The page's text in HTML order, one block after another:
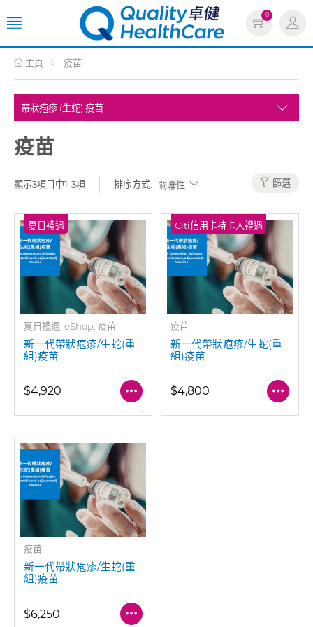
0
主頁 疫苗
疫苗
顯示3項目中1-3項 排序方式: 篩選
夏日禮遇
夏日禮遇, eShop, 疫苗
新一代帶狀疱疹/生蛇(重
組)疫苗
$4,920
Citi信用卡持卡人禮遇
疫苗
新一代帶狀疱疹/生蛇(重
組)疫苗
$4,800
疫苗
新一代帶狀疱疹/生蛇(重
組)疫苗
$6,250